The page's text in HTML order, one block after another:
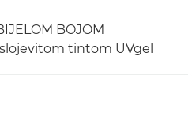
BOJOM
tintom UVgel